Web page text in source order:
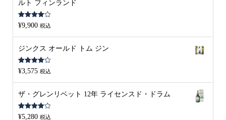
ルト フィンランド
5段階中
4.00の評
¥9,900 税込
ジンクス オールド トム ジン
5段階中
4.00の評
¥3,575 税込
ザ・グレンリベット 12年 ライセンスド・ドラム
5段階中
¥5,280 税込